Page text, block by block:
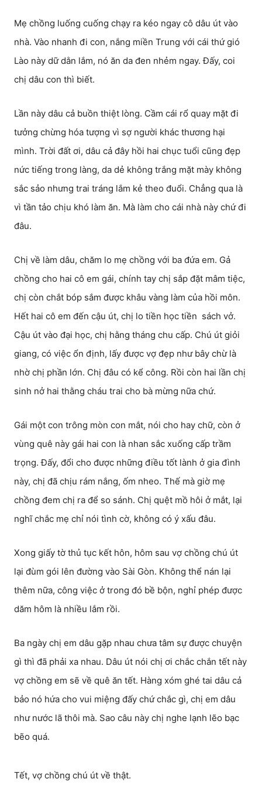
Mẹ chồng luống cuống chạy ra kéo ngay cô dâu út vào
nhà. Vào nhanh đi con, nắng miền Trung với cái thứ gió
Lào này dữ dằn lắm, nó ăn da đen nhẻm ngay. Đấy, coi
chị dâu con thì biết.
Lần này dâu cả buồn thiệt lòng. Cầm cái rổ quay mặt đi
tưởng chừng hóa tượng vì sợ người khác thương hại
mình. Trời đất ơi, dâu cả đây hồi hai chục tuổi cũng đẹp
nức tiếng trong làng, da dẻ không trắng mặt mày không
sắc sảo nhưng trai tráng lắm kẻ theo đuổi. Chẳng qua là
vì tần tảo chịu khó làm ăn. Mà làm cho cái nhà này chứ đi
đâu.
Chị về làm dâu, chăm lo mẹ chồng với ba đứa em. Gả
chồng cho hai cô em gái, chính tay chị sắp đặt mâm tiệc,
chị còn chắt bóp sắm được khâu vàng làm của hồi môn.
Hết hai cô em đến cậu út, chị lo tiền học tiền sách vở.
Cậu út vào đại học, chị hằng tháng chu cấp. Chú út giỏi
giang, có việc ổn định, lấy được vợ đẹp như bây chừ là
nhờ chị phần lớn. Chị đâu có kể công. Rồi còn hai lần chị
sinh nở hai thằng cháu trai cho bà mừng nữa chứ.
Gái một con trông mòn con mắt, nói cho hay chữ, còn ở
vùng quê này gái hai con là nhan sắc xuống cấp trầm
trọng. Đấy, đổi cho được những điều tốt lành ở gia đình
này, chị đã chịu rám nắng, ốm nheo. Thế mà giờ mẹ
chồng đem chị ra để so sánh. Chị quệt mồ hôi ở mắt, lại
nghĩ chắc mẹ chỉ nói tình cờ, không có ý xấu đâu.
Xong giấy tờ thủ tục kết hôn, hôm sau vợ chồng chú út
lại đùm gói lên đường vào Sài Gòn. Không thể nán lại
thêm nữa, công việc ở trong đó bề bộn, nghỉ phép được
dăm hôm là nhiều lắm rồi.
Ba ngày chị em dâu gặp nhau chưa tâm sự được chuyện
gì thì đã phải xa nhau. Dâu út nói chị ơi chắc chắn tết này
vợ chồng em sẽ về quê ăn tết. Hàng xóm ghé tai dâu cả
bảo nó hứa cho vui miệng đấy chứ chắc gì, chị em dâu
như nước lã thôi mà. Sao câu này chị nghe lạnh lẽo bạc
bẽo quá.
Tết, vợ chồng chú út về thật.